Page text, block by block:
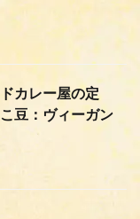
カレー屋の定
豆：ヴィーガン